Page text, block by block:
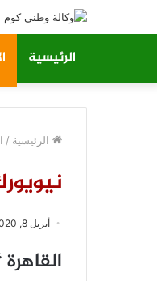
الرئيسية
الرئيسية /
نيوﻳﻮﺭﻙ ﺗﺎﻳﻤﺰ :
أبريل 8, 2020